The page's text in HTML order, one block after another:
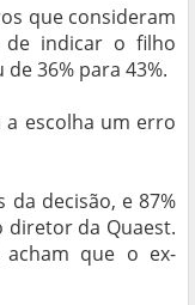
que consideram
de indicar o filho
36% para 43%.
escolha um erro
da decisão, e 87%
diretor da Quaest.
acham que o ex-